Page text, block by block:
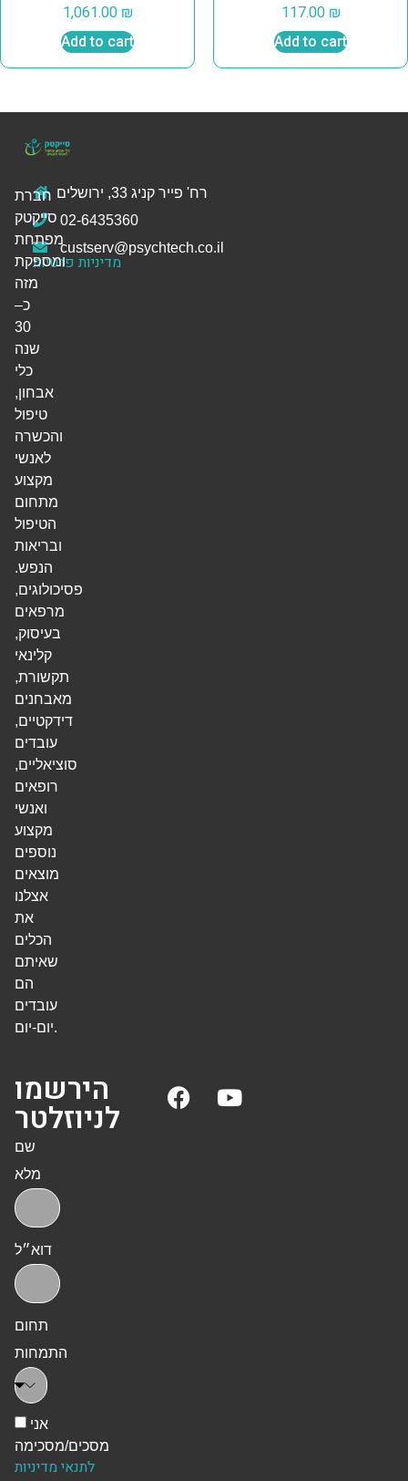
1,061.00 ₪
Add to cart
117.00 ₪
Add to cart
רח' פייר קניג 33, ירושלים
02-6435360
custserv@psychtech.co.il
מדיניות פרטיות
חברת
סייקטק
מפתחת
ומספקת
מזה
כ–
30
שנה
כלי
אבחון,
טיפול
והכשרה
לאנשי
מקצוע
מתחום
הטיפול
ובריאות
הנפש.
פסיכולוגים,
מרפאים
בעיסוק,
קלינאי
תקשורת,
מאבחנים
דידקטיים,
עובדים
סוציאליים,
רופאים
ואנשי
מקצוע
נוספים
מוצאים
אצלנו
את
הכלים
שאיתם
הם
עובדים
יום-יום.
הירשמו
לניוזלטר
שם
מלא
דוא״ל
תחום
התמחות
אני
מסכים/מסכימה
לתנאי מדיניות